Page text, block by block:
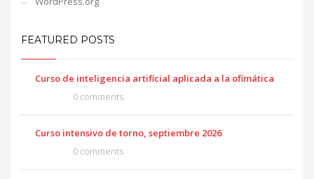
FEATURED POSTS
Curso de inteligencia artificial aplicada a la ofimática
0 comments
Curso intensivo de torno, septiembre 2026
0 comments